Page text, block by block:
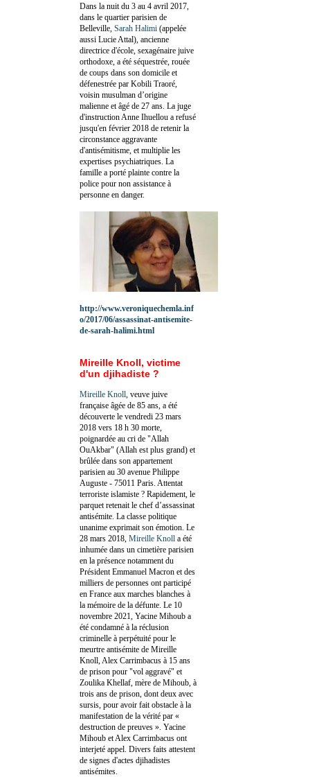
Dans la nuit du 3 au 4 avril 2017,
dans le quartier parisien de
Belleville, Sarah Halimi (appelée
aussi Lucie Attal), ancienne
directrice d'école, sexagénaire juive
orthodoxe, a été séquestrée, rouée
de coups dans son domicile et
défenestrée par Kobili Traoré,
voisin musulman d’origine
malienne et âgé de 27 ans. La juge
d'instruction Anne Ihuellou a refusé
jusqu'en février 2018 de retenir la
circonstance aggravante
d'antisémitisme, et multiplie les
expertises psychiatriques. La
famille a porté plainte contre la
police pour non assistance à
personne en danger.
http://www.veroniquechemla.inf
o/2017/06/assassinat-antisemite-
de-sarah-halimi.html
Mireille Knoll, victime
d'un djihadiste ?
Mireille Knoll , veuve juive
française âgée de 85 ans, a été
découverte le vendredi 23 mars
2018 vers 18 h 30 morte,
poignardée au cri de "Allah
OuAkbar" (Allah est plus grand) et
brûlée dans son appartement
parisien au 30 avenue Philippe
Auguste - 75011 Paris. Attentat
terroriste islamiste ? Rapidement, le
parquet retenait le chef d’assassinat
antisémite. La classe politique
unanime exprimait son émotion. Le
28 mars 2018, Mireille Knoll a été
inhumée dans un cimetière parisien
en la présence notamment du
Président Emmanuel Macron et des
milliers de personnes ont participé
en France aux marches blanches à
la mémoire de la défunte. Le 10
novembre 2021, Yacine Mihoub a
été condamné à la réclusion
criminelle à perpétuité pour le
meurtre antisémite de Mireille
Knoll, Alex Carrimbacus à 15 ans
de prison pour "vol aggravé" et
Zoulika Khellaf, mère de Mihoub, à
trois ans de prison, dont deux avec
sursis, pour avoir fait obstacle à la
manifestation de la vérité par «
destruction de preuves ». Yacine
Mihoub et Alex Carrimbacus ont
interjeté appel. Divers faits attestent
de signes d'actes djihadistes
antisémites.